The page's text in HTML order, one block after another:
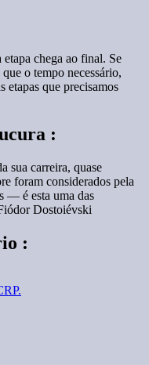
chega ao final. Se
o tempo necessário,
etapas que precisamos
:
sua carreira, quase
foram considerados pela
— é esta uma das
Dostoiévski
: